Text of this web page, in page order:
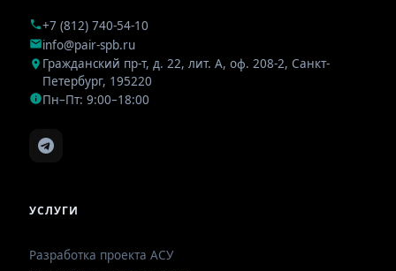
+7 (812) 740-54-10
info@pair-spb.ru
Гражданский пр-т, д. 22, лит. А, оф. 208-2, Санкт-
Петербург, 195220
Пн–Пт: 9:00–18:00
УСЛУГИ
Разработка проекта АСУ